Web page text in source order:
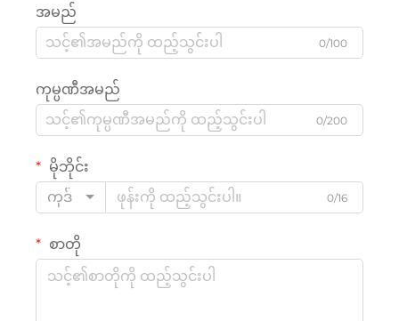
အမည်
0/100
ကုမ္ပဏီအမည်
0/200
မိုဘိုင်း
ကုဒ်
0/16
စာတို